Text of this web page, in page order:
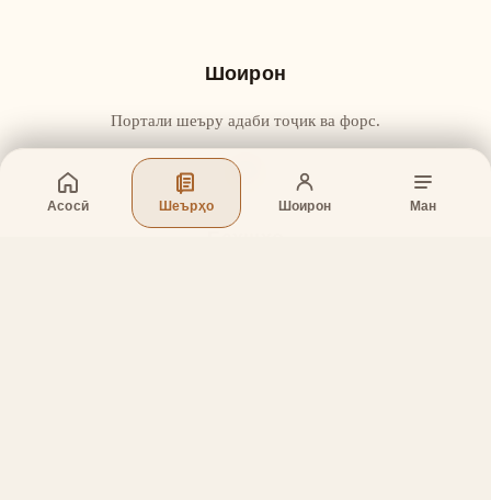
Асосӣ Шеърҳо Шоирон Ман
Шоирон
Портали шеъру адаби тоҷик ва форс.